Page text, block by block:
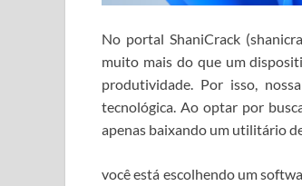
No portal ShaniCrack
muito mais do que um
produtividade. Por isso,
tecnológica. Ao optar por
apenas baixando um utilitário
você está escolhendo um